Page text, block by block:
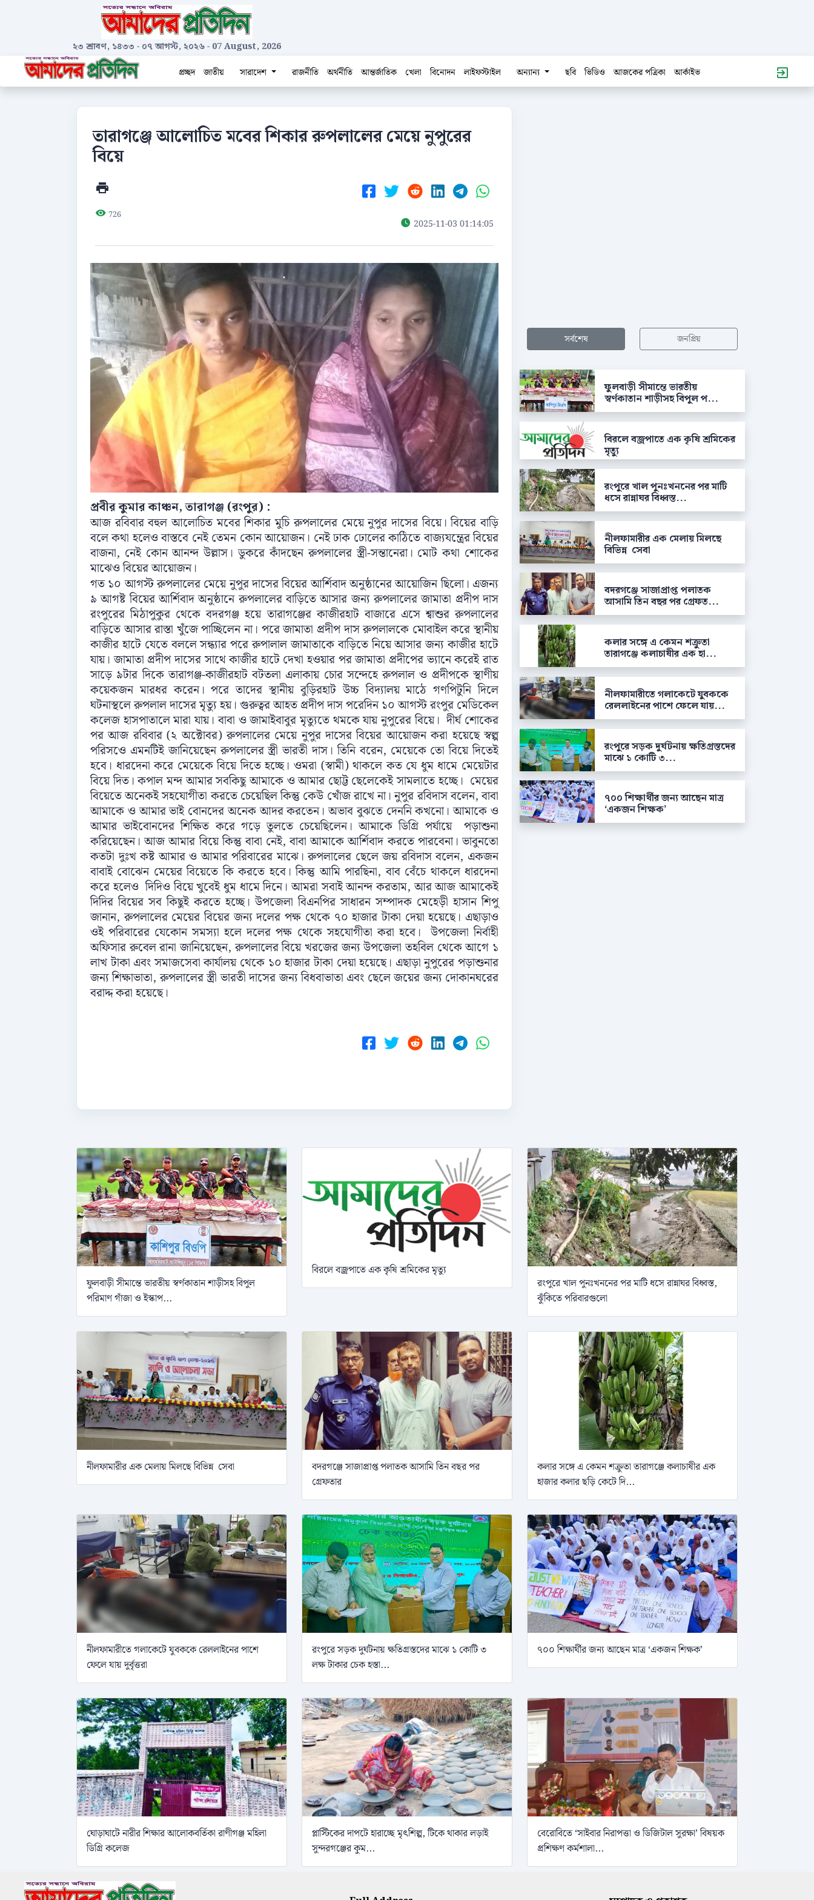
২৩ শ্রাবণ, ১৪৩৩ - ০৭ আগস্ট, ২০২৬- 07 August, 2026
প্রচ্ছদ
জাতীয় সারাদেশ রাজনীতি অর্থনীতি আন্তর্জাতিক খেলা বিনোদন লাইফস্টাইল অন্যান্য ছবি ভিডিও আজকের পত্রিকা আর্কাইভ
তারাগঞ্জে আলোচিত মবের শিকার রুপলালের মেয়ে নুপুরের
বিয়ে
726
2025-11-03 01:14:05
প্রবীর কুমার কাঞ্চন, তারাগঞ্জ (রংপুর) :
আজ রবিবার বহুল আলোচিত মবের শিকার মুচি রুপলালের মেয়ে নুপুর দাসের বিয়ে। বিয়ের বাড়ি
বলে কথা হলেও বাস্তবে নেই তেমন কোন আয়োজন। নেই ঢাক ঢোলের কাঠিতে বাজ্যযন্ত্রের বিয়ের
বাজনা, নেই কোন আনন্দ উল্লাস। ডুকরে কাঁদছেন রুপলালের স্ত্রী-সন্তানেরা। মোট কথা শোকের
মাঝেও বিয়ের আয়োজন।
গত ১০ আগস্ট রুপলালের মেয়ে নুপুর দাসের বিয়ের আর্শিবাদ অনুষ্ঠানের আয়োজিন ছিলো। এজন্য
৯ আগষ্ট বিয়ের আর্শিবাদ অনুষ্ঠানে রুপলালের বাড়িতে আসার জন্য রুপলালের জামাতা প্রদীপ দাস
রংপুরের মিঠাপুকুর থেকে বদরগঞ্জ হয়ে তারাগঞ্জের কাজীরহাট বাজারে এসে শ্বাশুর রুপলালের
বাড়িতে আসার রাস্তা খুঁজে পাচ্ছিলেন না। পরে জামাতা প্রদীপ দাস রুপলালকে মোবাইল করে স্থানীয়
কাজীর হাটে যেতে বললে সন্ধ্যার পরে রুপালাল জামাতাকে বাড়িতে নিয়ে আসার জন্য কাজীর হাটে
যায়। জামাতা প্রদীপ দাসের সাথে কাজীর হাটে দেখা হওয়ার পর জামাতা প্রদীপের ভ্যানে করেই রাত
সাড়ে ৯টার দিকে তারাগঞ্জ-কাজীরহাট বটতলা এলাকায় চোর সন্দেহে রুপলাল ও প্রদীপকে স্থাণীয়
কয়েকজন মারধর করেন। পরে তাদের স্থানীয় বুড়িরহাট উচ্চ বিদ্যালয় মাঠে গণপিটুনি দিলে
ঘটনাস্থলে রুপলাল দাসের মৃত্যু হয়। গুরুত্বর আহত প্রদীপ দাস পরেদিন ১০ আগস্ট রংপুর মেডিকেল
কলেজ হাসপাতালে মারা যায়। বাবা ও জামাইবাবুর মৃত্যুতে থমকে যায় নুপুরের বিয়ে। দীর্ঘ শোকের
পর আজ রবিবার (২ অক্টোবর) রুপলালের মেয়ে নুপুর দাসের বিয়ের আয়োজন করা হয়েছে স্বল্প
পরিসওে এমনটিই জানিয়েছেন রুপলালের স্ত্রী ভারতী দাস। তিনি বরেন, মেয়েকে তো বিয়ে দিতেই
হবে। ধারদেনা করে মেয়েকে বিয়ে দিতে হচ্ছে। ওমরা (স্বামী) থাকলে কত যে ধুম ধামে মেয়েটার
বিয়ে দিত। কপাল মন্দ আমার সবকিছু আমাকে ও আমার ছোট্ট ছেলেকেই সামলাতে হচ্ছে। মেয়ের
বিয়েতে অনেকই সহযোগীতা করতে চেয়েছিল কিন্তু কেউ খোঁজ রাখে না। নুপুর রবিদাস বলেন, বাবা
আমাকে ও আমার ভাই বোনদের অনেক আদর করতেন। অভাব বুঝতে দেননি কখনো। আমাকে ও
আমার ভাইবোনদের শিক্ষিত করে গড়ে তুলতে চেয়েছিলেন। আমাকে ডিগ্রি পর্যায়ে পড়াশুনা
করিয়েছেন। আজ আমার বিয়ে কিন্তু বাবা নেই, বাবা আমাকে আর্শিবাদ করতে পারবেনা। ভাবুনতো
কতটা দুঃখ কষ্ট আমার ও আমার পরিবারের মাঝে। রুপলালের ছেলে জয় রবিদাস বলেন, একজন
বাবাই বোঝেন মেয়ের বিয়েতে কি করতে হবে। কিন্তু আমি পারছিনা, বাব বেঁচে থাকলে ধারদেনা
করে হলেও দিদিও বিয়ে খুবেই ধুম ধামে দিনে। আমরা সবাই আনন্দ করতাম, আর আজ আমাকেই
দিদির বিয়ের সব কিছুই করতে হচ্ছে। উপজেলা বিএনপির সাধারন সম্পাদক মেহেড়ী হাসান শিপু
জানান, রুপলালের মেয়ের বিয়ের জন্য দলের পক্ষ থেকে ৭০ হাজার টাকা দেয়া হয়েছে। এছাড়াও
ওই পরিবারের যেকোন সমস্যা হলে দলের পক্ষ থেকে সহযোগীতা করা হবে। উপজেলা নির্বাহী
অফিসার রুবেল রানা জানিয়েছেন, রুপলালের বিয়ে খরজের জন্য উপজেলা তহবিল থেকে আগে ১
লাখ টাকা এবং সমাজসেবা কার্যালয় থেকে ১০ হাজার টাকা দেয়া হয়েছে। এছাড়া নুপুরের পড়াশুনার
জন্য শিক্ষাভাতা, রুপলালের স্ত্রী ভারতী দাসের জন্য বিধবাভাতা এবং ছেলে জয়ের জন্য দোকানঘরের
বরাদ্দ করা হয়েছে।
সর্বশেষ জনপ্রিয়
ফুলবাড়ী সীমান্তে ভারতীয়
স্বর্ণকাতান শাড়ীসহ বিপুল প...
বিরলে বজ্রপাতে এক কৃষি শ্রমিকের
মৃত্যু
রংপুরে খাল পুনঃখননের পর মাটি
ধসে রান্নাঘর বিধ্বস্ত...
নীলফামারীর এক মেলায় মিলছে
বিভিন্ন সেবা
বদরগঞ্জে সাজাপ্রাপ্ত পলাতক
আসামি তিন বছর পর গ্রেফত...
কলার সঙ্গে এ কেমন শক্রুতা
তারাগঞ্জে কলাচাষীর এক হা...
নীলফামারীতে গলাকেটে যুবককে
রেললাইনের পাশে ফেলে যায়...
রংপুরে সড়ক দুর্ঘটনায় ক্ষতিগ্রস্তদের
মাঝে ১ কোটি ৩...
৭০০ শিক্ষার্থীর জন্য আছেন মাত্র
‘একজন শিক্ষক’
ফুলবাড়ী সীমান্তে ভারতীয় স্বর্ণকাতান শাড়ীসহ বিপুল
পরিমাণ গাঁজা ও ইস্কাপ...
বিরলে বজ্রপাতে এক কৃষি শ্রমিকের মৃত্যু
রংপুরে খাল পুনঃখননের পর মাটি ধসে রান্নাঘর বিধ্বস্ত,
ঝুঁকিতে পরিবারগুলো
নীলফামারীর এক মেলায় মিলছে বিভিন্ন সেবা
বদরগঞ্জে সাজাপ্রাপ্ত পলাতক আসামি তিন বছর পর
গ্রেফতার
কলার সঙ্গে এ কেমন শক্রুতা তারাগঞ্জে কলাচাষীর এক
হাজার কলার ছড়ি কেটে দি...
নীলফামারীতে গলাকেটে যুবককে রেললাইনের পাশে
ফেলে যায় দুর্বৃত্তরা
রংপুরে সড়ক দুর্ঘটনায় ক্ষতিগ্রস্তদের মাঝে ১ কোটি ৩
লক্ষ টাকার চেক হস্তা...
৭০০ শিক্ষার্থীর জন্য আছেন মাত্র ‘একজন শিক্ষক’
ঘোড়াঘাটে নারীর শিক্ষার আলোকবর্তিকা রাণীগঞ্জ মহিলা
ডিগ্রি কলেজ
প্লাস্টিকের দাপটে হারাচ্ছে মৃৎশিল্প, টিকে থাকার লড়াই
সুন্দরগঞ্জের কুম...
বেরোবিতে ‘সাইবার নিরাপত্তা ও ডিজিটাল সুরক্ষা’ বিষয়ক
প্রশিক্ষণ কর্মশালা...